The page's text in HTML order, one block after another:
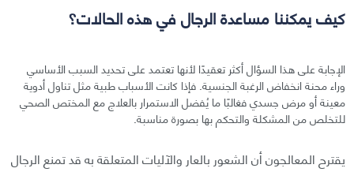
كيف يمكننا مساعدة الرجال في هذه الحالات؟
الإجابة على هذا السؤال أكثر تعقيدًا لأنها تعتمد على تحديد السبب الأساسي
وراء محنة انخفاض الرغبة الجنسية. فإذا كانت الأسباب طبية مثل تناول أدوية
معينة أو مرض جسدي فغالبًا ما يُفضل الاستمرار بالعلاج مع المختص الصحي
للتخلص من المشكلة والتحكم بها بصورة مناسبة.
يقترح المعالجون أن الشعور بالعار والآليات المتعلقة به قد تمنع الرجال